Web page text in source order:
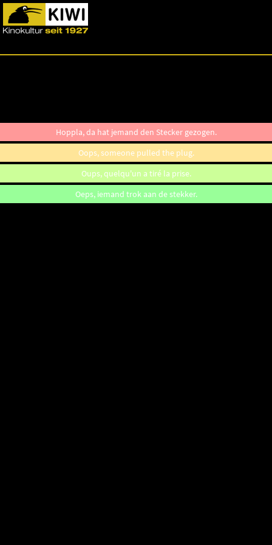
Hoppla, da hat jemand den Stecker gezogen.
Oops, someone pulled the plug.
Oups, quelqu'un a tiré la prise.
Oeps, iemand trok aan de stekker.